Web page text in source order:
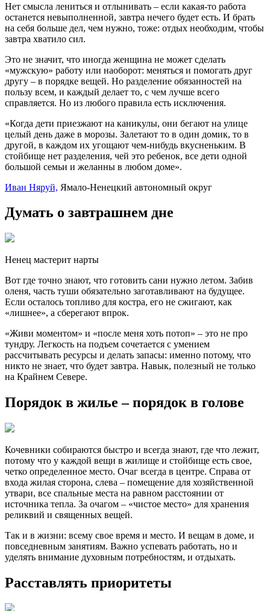
Нет смысла лениться и отлынивать – если какая-то работа
останется невыполненной, завтра нечего будет есть. И брать
на себя больше дел, чем нужно, тоже: отдых необходим, чтобы
завтра хватило сил.
Это не значит, что иногда женщина не может сделать
«мужскую» работу или наоборот: меняться и помогать друг
другу – в порядке вещей. Но разделение обязанностей на
пользу всем, и каждый делает то, с чем лучше всего
справляется. Но из любого правила есть исключения.
«Когда дети приезжают на каникулы, они бегают на улице
целый день даже в морозы. Залетают то в один домик, то в
другой, в каждом их угощают чем-нибудь вкусненьким. В
стойбище нет разделения, чей это ребенок, все дети одной
большой семьи и желанны в любом доме».
Иван Няруй, Ямало-Ненецкий автономный округ
Думать о завтрашнем дне
Ненец мастерит нарты
Вот где точно знают, что готовить сани нужно летом. Забив
оленя, часть туши обязательно заготавливают на будущее.
Если осталось топливо для костра, его не сжигают, как
«лишнее», а сберегают впрок.
«Живи моментом» и «после меня хоть потоп» – это не про
тундру. Легкость на подъем сочетается с умением
рассчитывать ресурсы и делать запасы: именно потому, что
никто не знает, что будет завтра. Навык, полезный не только
на Крайнем Севере.
Порядок в жилье – порядок в голове
Кочевники собираются быстро и всегда знают, где что лежит,
потому что у каждой вещи в жилище и стойбище есть свое,
четко определенное место. Очаг всегда в центре. Справа от
входа жилая сторона, слева – помещение для хозяйственной
утвари, все спальные места на равном расстоянии от
источника тепла. За очагом – «чистое место» для хранения
реликвий и священных вещей.
Так и в жизни: всему свое время и место. И вещам в доме, и
повседневным занятиям. Важно успевать работать, но и
уделять внимание духовным потребностям, и отдыхать.
Расставлять приоритеты